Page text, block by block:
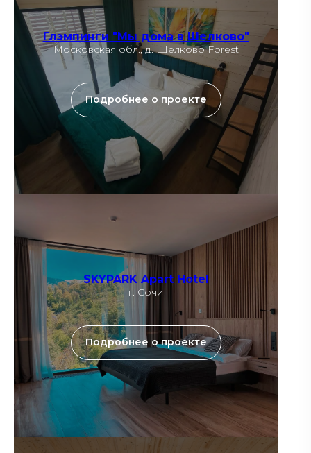
Глэмпинги "Мы дома в Шелково"
Московская обл., д. Шелково Forest
Подробнее о проекте
SKYPARK Apart Hotel
г. Сочи
Подробнее о проекте